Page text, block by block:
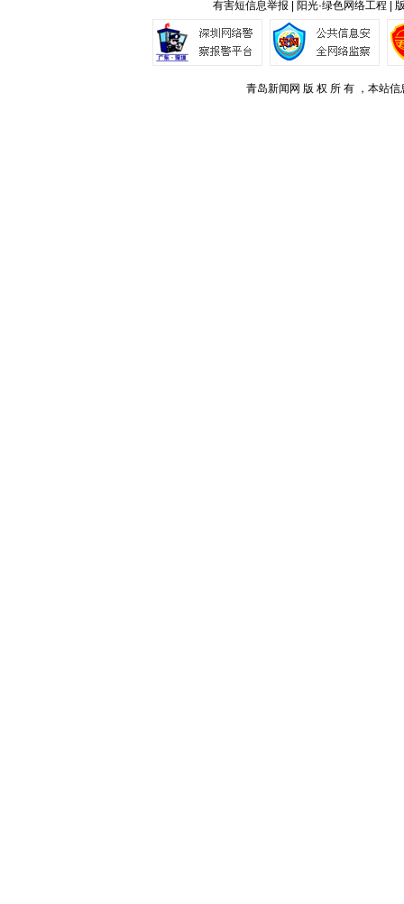
有害短信息举报 | 阳光·绿色网络工程 |
青岛新闻网 版 权 所 有 ，本站